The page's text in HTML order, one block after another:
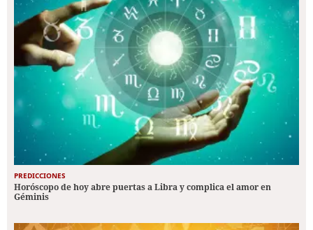
PREDICCIONES
Horóscopo de hoy abre puertas a Libra y complica el amor en
Géminis